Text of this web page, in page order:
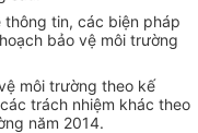
thông tin, các biện pháp
bảo vệ môi trường
môi trường theo kế
trách nhiệm khác theo
năm 2014.